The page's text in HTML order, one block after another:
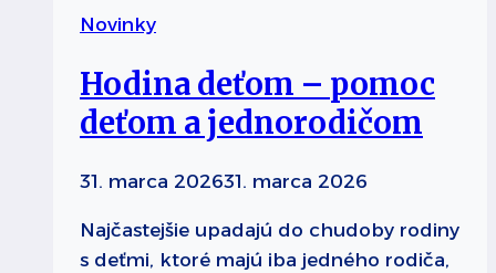
Novinky
Hodina deťom – pomoc
deťom a jednorodičom
31. marca 202631. marca 2026
Najčastejšie upadajú do chudoby rodiny
s deťmi, ktoré majú iba jedného rodiča,